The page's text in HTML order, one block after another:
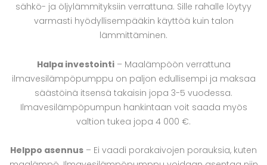
sähkö- ja öljylämmityksiin verrattuna. Sille rahalle löytyy
varmasti hyödyllisempääkin käyttöä kuin talon
lämmittäminen.
Halpa investointi– Maalämpöön verrattuna
ilmavesilämpöpumppu on paljon edullisempi ja maksaa
säästöinä itsensä takaisin jopa 3-5 vuodessa.
Ilmavesilämpöpumpun hankintaan voit saada myös
valtion tukea jopa 4 000 €.
Helppo asennus – Ei vaadi porakaivojen porauksia, kuten